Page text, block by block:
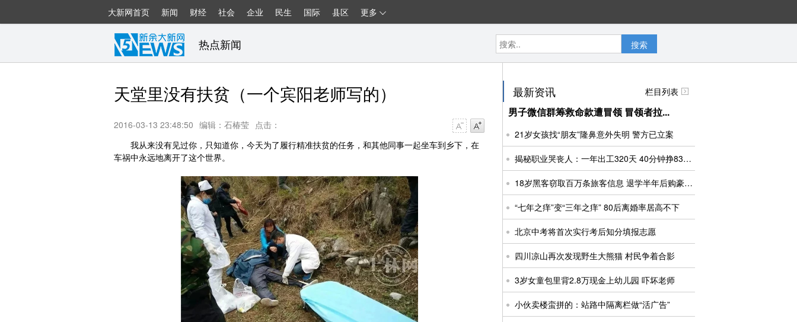
大新网首页 新闻 财经 社会 企业 民生 国际 县区
更多
商业科技
社会万象
保险知识
热点新闻 搜索
天堂里没有扶贫（一个宾阳老师写的）
2016-03-13 23:48:50 编辑：石椿莹 点击：
我从来没有见过你，只知道你，今天为了履行精准扶贫的任务，和其他同事一起坐车到乡下，在
车祸中永远地离开了这个世界。
最新资讯 栏目列表
男子微信群筹救命款遭冒领 冒领者拉...
21岁女孩找“朋友”隆鼻意外失明 警方已立案
揭秘职业哭丧人：一年出工320天 40分钟挣830元
18岁黑客窃取百万条旅客信息 退学半年后购豪车
“七年之痒”变“三年之痒” 80后离婚率居高不下
北京中考将首次实行考后知分填报志愿
四川凉山再次发现野生大熊猫 村民争着合影
3岁女童包里背2.8万现金上幼儿园 吓坏老师
小伙卖楼蛮拼的：站路中隔离栏做“活广告”